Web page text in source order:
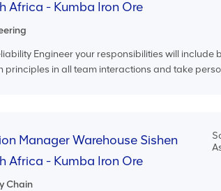
Africa - Kumba Iron Ore
Engineer your responsibilities will include
principles in all team interactions and take
Manager Warehouse Sishen
Africa - Kumba Iron Ore
Chain